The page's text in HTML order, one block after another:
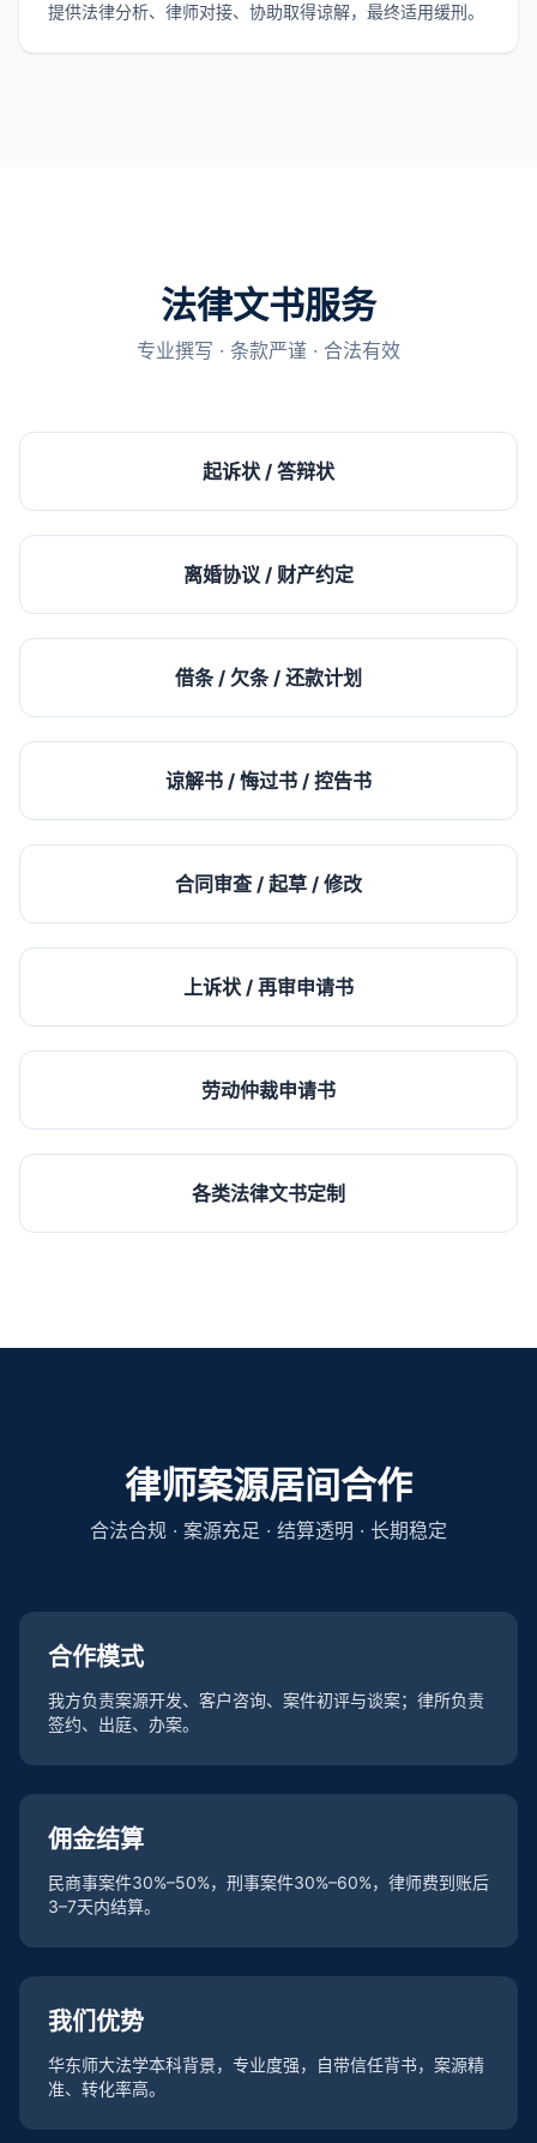
提供法律分析、律师对接、协助取得谅解，最终适用缓刑。
法律文书服务
专业撰写 · 条款严谨 · 合法有效
起诉状 / 答辩状
离婚协议 / 财产约定
借条 / 欠条 / 还款计划
谅解书 / 悔过书 / 控告书
合同审查 / 起草 / 修改
上诉状 / 再审申请书
劳动仲裁申请书
各类法律文书定制
律师案源居间合作
合法合规 · 案源充足 · 结算透明 · 长期稳定
合作模式
我方负责案源开发、客户咨询、案件初评与谈案；律所负责
签约、出庭、办案。
佣金结算
民商事案件30%–50%，刑事案件30%–60%，律师费到账后
3–7天内结算。
我们优势
华东师大法学本科背景，专业度强，自带信任背书，案源精
准、转化率高。